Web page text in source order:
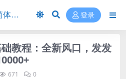
登录
教程：全新风口，发发
671 0